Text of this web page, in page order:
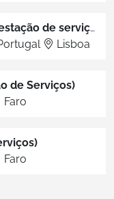
Enfermeiro Lisboa - CUF Tejo (prestação de serviços)
Lisboa
de Serviços)
Faro
Faro